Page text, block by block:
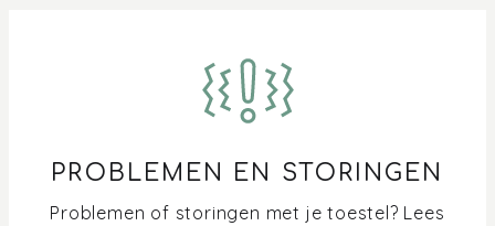
PROBLEMEN EN STORINGEN
Problemen of storingen met je toestel? Lees